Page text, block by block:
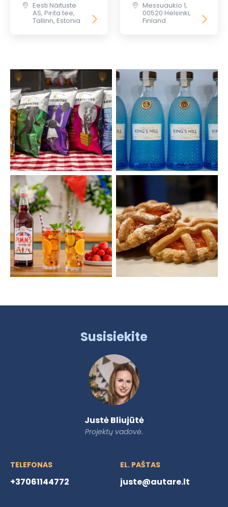
Eesti Näituste
AS, Pirita tee,
Tallinn, Estonia
Messuaukio 1,
00520 Helsinki,
Finland
Susisiekite
Justė Bliujūtė
Projektų vadovė.
TELEFONAS
+37061144772
EL. PAŠTAS
juste@autare.lt